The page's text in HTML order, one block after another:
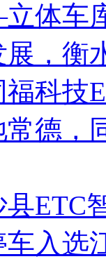
体车
，衡
科技
德，
县ETC
入选